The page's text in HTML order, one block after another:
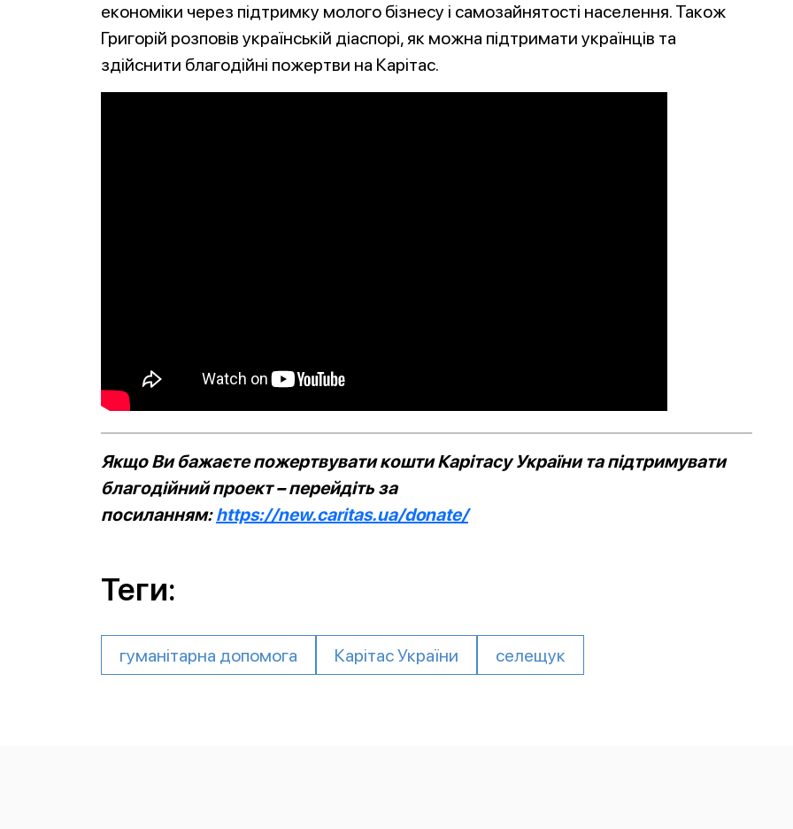
економіки через підтримку молого бізнесу і самозайнятості населення. Також
Григорій розповів українській діаспорі, як можна підтримати українців та
здійснити благодійні пожертви на Карітас.
Якщо Ви бажаєте пожертвувати кошти Карітасу України та підтримувати
благодійний проект – перейдіть за
посиланням:https://new.caritas.ua/donate/
Теги:
гуманітарна допомога Карітас України селещук